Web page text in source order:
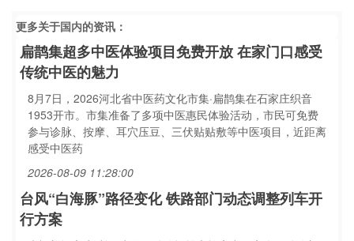
更多关于国内的资讯：
扁鹊集超多中医体验项目免费开放 在家门口感受
传统中医的魅力
8月7日，2026河北省中医药文化市集·扁鹊集在石家庄织音
1953开市。市集准备了多项中医惠民体验活动，市民可免费
参与诊脉、按摩、耳穴压豆、三伏贴贴敷等中医项目，近距离
感受中医药
2026-08-09 11:28:00
台风“白海豚”路径变化 铁路部门动态调整列车开
行方案